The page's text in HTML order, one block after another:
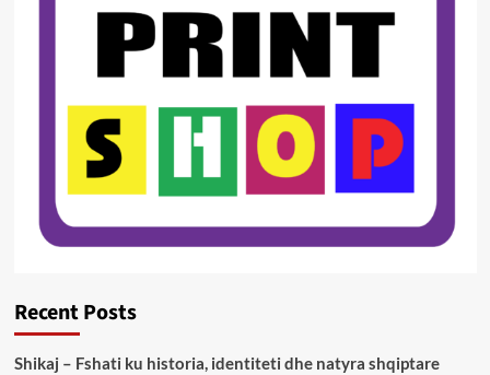
Recent Posts
Shikaj – Fshati ku historia, identiteti dhe natyra shqiptare